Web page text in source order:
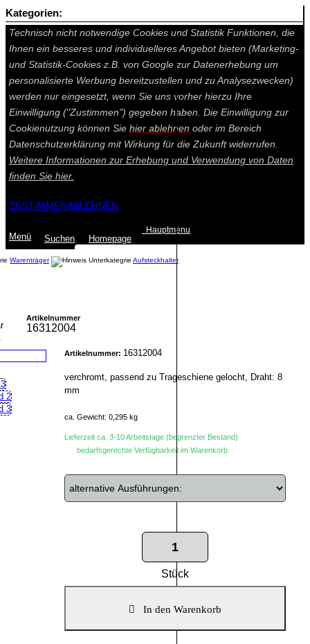
Auf dieser Seite werden technisch notwendige Cookies gesetzt.
Technisch nicht notwendige Cookies und Statistik Funktionen, die
Ihnen ein besseres und individuelleres Angebot bieten (Marketing-
und Statistik-Cookies z.B. von Google zur Datenerhebung um
personalisierte Werbung bereitzustellen und zu Analysezwecken)
werden nur eingesetzt, wenn Sie uns vorher hierzu Ihre
Einwilligung ("Zustimmen") gegeben haben. Die Einwilligung zur
Cookienutzung können Sie hier ablehnen oder im Bereich
Datenschutzerklärung mit Wirkung für die Zukunft widerrufen.
Weitere Informationen zur Erhebung und Verwendung von Daten
finden Sie hier.
ZUSTIMMENABLEHNEN
Menü Suchen Homepage
Hauptmenu
Warenträger Aufsteckhalter
Artikelnummer
16312004
Artikelnummer: 16312004
verchromt, passend zu Trageschiene gelocht, Draht: 8
mm
ca. Gewicht: 0,295 kg
Lieferzeit ca. 3-10 Arbeitstage (begrenzter Bestand)
bedarfsgerechte Verfügbarkeit im Warenkorb
Stück
Kategorien: